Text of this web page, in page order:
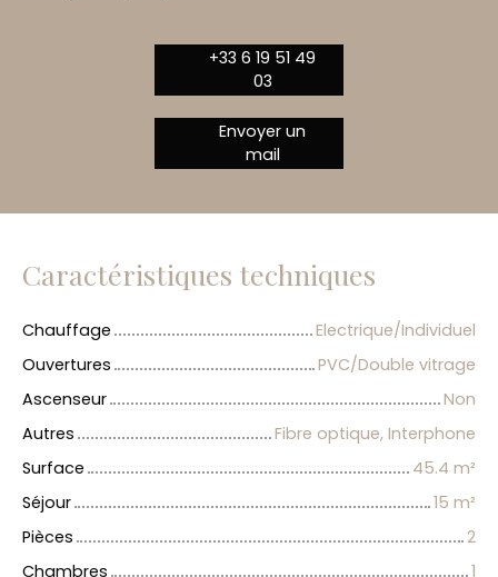
+33 6 19 51 49
03
Envoyer un
mail
Caractéristiques techniques
Chauffage
Electrique/Individuel
Ouvertures
PVC/Double vitrage
Ascenseur
Non
Autres
Fibre optique, Interphone
Surface
45.4 m²
Séjour
15 m²
Pièces
2
Chambres
1